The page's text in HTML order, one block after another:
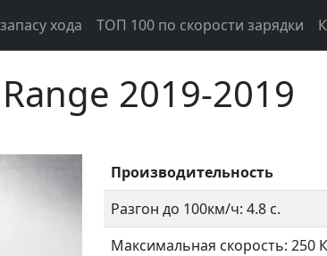
хода ТОП 100 по скорости зарядки
2019-2019
Производительность
Разгон до 100км/ч: 4.8 с.
Максимальная скорость: 250